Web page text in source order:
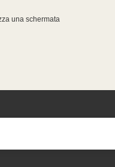
una schermata